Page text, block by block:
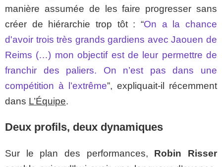
manière assumée de les faire progresser sans
créer de hiérarchie trop tôt : “On a la chance
d'avoir trois très grands gardiens avec Jaouen de
Reims (…) mon objectif est de leur permettre de
franchir des paliers. On n’est pas dans une
compétition à l’extrême”, expliquait-il récemment
dans L’Équipe.
Deux profils, deux dynamiques
Sur le plan des performances, Robin Risser